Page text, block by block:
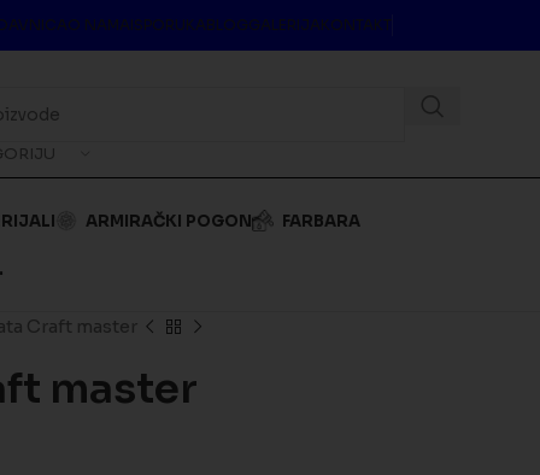
O NAMAISPORUKABLOGGALERIJAKONTAKT
ARMIRAČKI POGON FARBARA
Craft master
master